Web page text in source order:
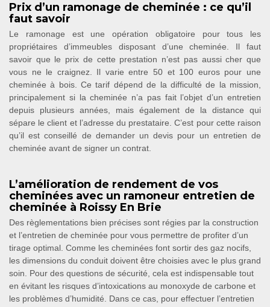
Prix d’un ramonage de cheminée : ce qu’il
faut savoir
Le ramonage est une opération obligatoire pour tous les
propriétaires d’immeubles disposant d’une cheminée. Il faut
savoir que le prix de cette prestation n’est pas aussi cher que
vous ne le craignez. Il varie entre 50 et 100 euros pour une
cheminée à bois. Ce tarif dépend de la difficulté de la mission,
principalement si la cheminée n’a pas fait l’objet d’un entretien
depuis plusieurs années, mais également de la distance qui
sépare le client et l’adresse du prestataire. C’est pour cette raison
qu’il est conseillé de demander un devis pour un entretien de
cheminée avant de signer un contrat.
L’amélioration de rendement de vos
cheminées avec un ramoneur entretien de
cheminée à Roissy En Brie
Des règlementations bien précises sont régies par la construction
et l’entretien de cheminée pour vous permettre de profiter d’un
tirage optimal. Comme les cheminées font sortir des gaz nocifs,
les dimensions du conduit doivent être choisies avec le plus grand
soin. Pour des questions de sécurité, cela est indispensable tout
en évitant les risques d’intoxications au monoxyde de carbone et
les problèmes d’humidité. Dans ce cas, pour effectuer l’entretien